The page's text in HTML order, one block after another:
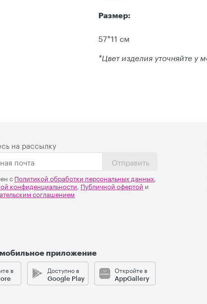
Размер:
57*11 см
*Цвет изделия уточняйте у
на рассылку
Отправить
с Политикой обработки персональных данных
конфиденциальности,Публичной офертойи
соглашением
приложение
в Доступно в
Google Play
Откройте в
AppGallery